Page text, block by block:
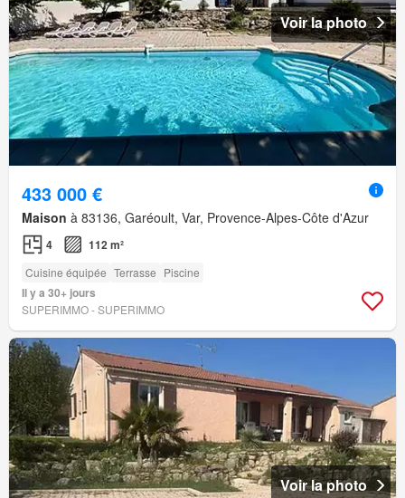
Voir la photo
433 000 €
Maison à 83136, Garéoult, Var, Provence-Alpes-Côte d'Azur
4 112 m²
Cuisine équipée Terrasse Piscine
Il y a 30+ jours
SUPERIMMO - SUPERIMMO
Voir la photo